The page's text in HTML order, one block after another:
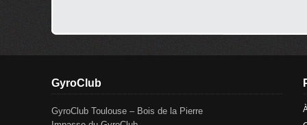
GyroClub
GyroClub Toulouse – Bois de la Pierre